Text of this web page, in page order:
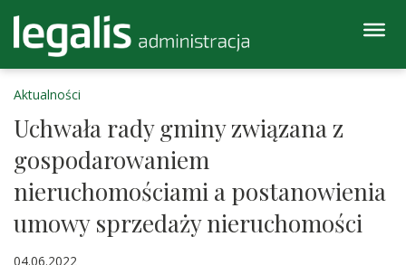
Aktualności
Uchwała rady gminy związana z
gospodarowaniem
nieruchomościami a postanowienia
umowy sprzedaży nieruchomości
04.06.2022